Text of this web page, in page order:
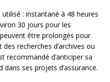
: instantané à 48 heures
30 jours pour les
être prolongés pour
recherches d’archives ou
recommandé d’anticiper sa
ses projets d’assurance.